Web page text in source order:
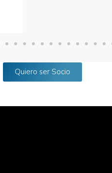
Quiero ser Socio